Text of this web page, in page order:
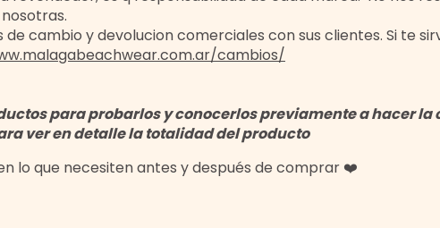
cambio y devolucion comerciales con sus clientes. Si te
cambios/​
para probarlos y conocerlos previamente a hacer
ver en detalle la totalidad del producto
lo que necesiten antes y después de comprar ❤️